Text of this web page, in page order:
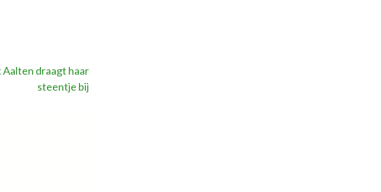
Aalten draagt haar
steentje bij